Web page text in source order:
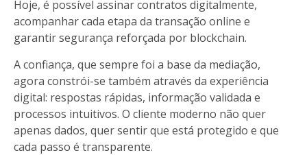
Hoje, é possível assinar contratos digitalmente,
acompanhar cada etapa da transação online e
garantir segurança reforçada por blockchain.
A confiança, que sempre foi a base da mediação,
agora constrói-se também através da experiência
digital: respostas rápidas, informação validada e
processos intuitivos. O cliente moderno não quer
apenas dados, quer sentir que está protegido e que
cada passo é transparente.